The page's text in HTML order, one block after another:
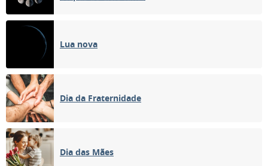
Lua nova
Dia da Fraternidade
Dia das Mães